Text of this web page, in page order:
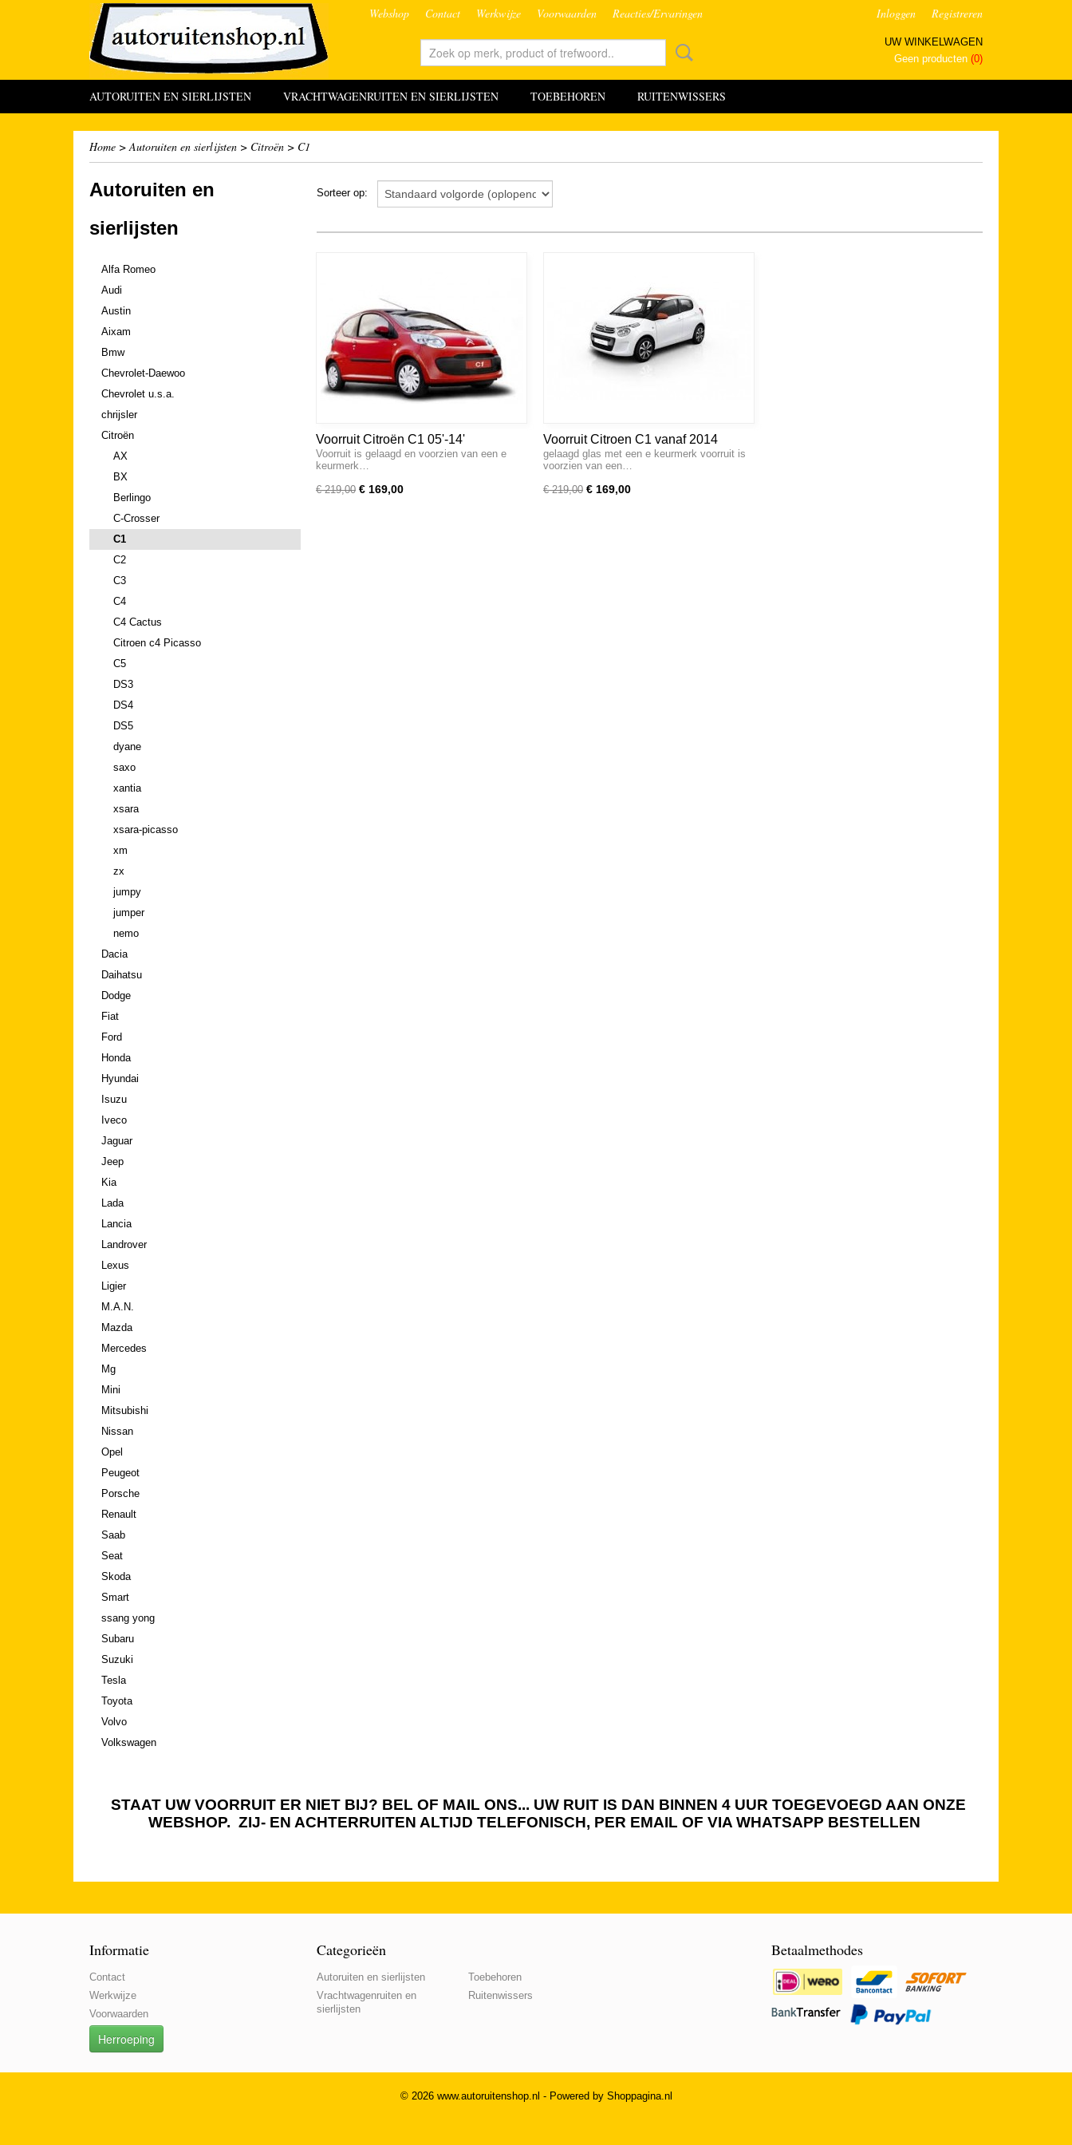
Webshop Contact Werkwijze Voorwaarden Reacties/Ervaringen Inloggen Registreren
UW WINKELWAGEN
Geen producten (0)
AUTORUITEN EN SIERLIJSTEN VRACHTWAGENRUITEN EN SIERLIJSTEN TOEBEHOREN RUITENWISSERS
Home >Autoruiten en sierlijsten > Citroën > C1
Autoruiten en
sierlijsten
Alfa Romeo
Audi
Austin
Aixam
Bmw
Chevrolet-Daewoo
Chevrolet u.s.a.
chrijsler
Citroën
AX
BX
Berlingo
C-Crosser
C1
C2
C3
C4
C4 Cactus
Citroen c4 Picasso
C5
DS3
DS4
DS5
dyane
saxo
xantia
xsara
xsara-picasso
xm
zx
jumpy
jumper
nemo
Dacia
Daihatsu
Dodge
Fiat
Ford
Honda
Hyundai
Isuzu
Iveco
Jaguar
Jeep
Kia
Lada
Lancia
Landrover
Lexus
Ligier
M.A.N.
Mazda
Mercedes
Mg
Mini
Mitsubishi
Nissan
Opel
Peugeot
Porsche
Renault
Saab
Seat
Skoda
Smart
ssang yong
Subaru
Suzuki
Tesla
Toyota
Volvo
Volkswagen
Sorteer op:
Voorruit Citroën C1 05'-14'
Voorruit is gelaagd en voorzien van een e
keurmerk…
€ 219,00 € 169,00
Voorruit Citroen C1 vanaf 2014
gelaagd glas met een e keurmerk voorruit is
voorzien van een…
€ 219,00 € 169,00
STAAT UW VOORRUIT ER NIET BIJ? BEL OF MAIL ONS... UW RUIT IS DAN BINNEN 4 UUR TOEGEVOEGD AAN ONZE
WEBSHOP. ZIJ- EN ACHTERRUITEN ALTIJD TELEFONISCH, PER EMAIL OF VIA WHATSAPP BESTELLEN
Informatie
Contact
Werkwijze
Voorwaarden
Herroeping
Categorieën
Autoruiten en sierlijsten
Vrachtwagenruiten en
sierlijsten
Toebehoren
Ruitenwissers
Betaalmethodes
© 2026 www.autoruitenshop.nl - Powered by Shoppagina.nl